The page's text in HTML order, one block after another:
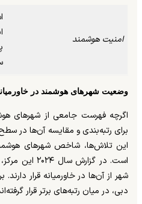
امنیت هوشمند
وضعیت شهرهای هوشمند در
اگرچه فهرست جامعی از شهرهای
برای رتبه‌بندی و مقایسه آن‌ها در
شهر از آن‌ها در خاورمیانه قرار
دبی، در میان رتبه‌های برتر قرار